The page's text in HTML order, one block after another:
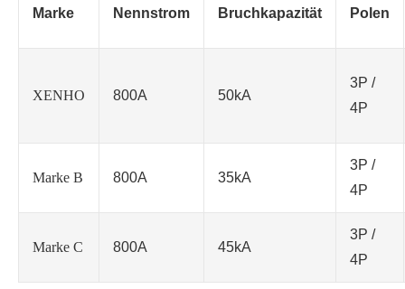
Marke Nennstrom Bruchkapazität Polen
XENHO 800A 50kA
3P /
4P
Marke B 800A 35kA
3P /
4P
Marke C 800A 45kA
3P /
4P